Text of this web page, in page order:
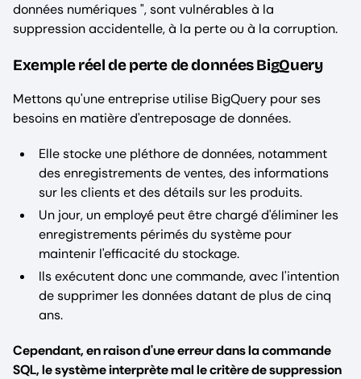
données numériques ", sont vulnérables à la
suppression accidentelle, à la perte ou à la corruption.
Exemple réel de perte de données BigQuery
Mettons qu'une entreprise utilise BigQuery pour ses
besoins en matière d'entreposage de données.
Elle stocke une pléthore de données, notamment
des enregistrements de ventes, des informations
sur les clients et des détails sur les produits.
Un jour, un employé peut être chargé d'éliminer les
enregistrements périmés du système pour
maintenir l'efficacité du stockage.
Ils exécutent donc une commande, avec l'intention
de supprimer les données datant de plus de cinq
ans.
Cependant, en raison d'une erreur dans la commande
SQL, le système interprète mal le critère de suppression